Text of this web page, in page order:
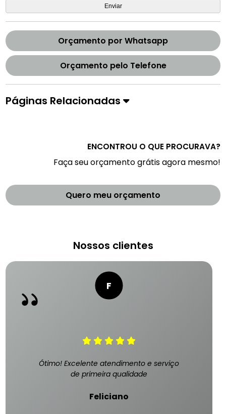
Orçamento por Whatsapp
Orçamento pelo Telefone
Páginas Relacionadas
ENCONTROU O QUE PROCURAVA?
Faça seu orçamento grátis agora mesmo!
Quero meu orçamento
Nossos clientes
Ótimo! Excelente atendimento e serviço
de primeira qualidade
Feliciano